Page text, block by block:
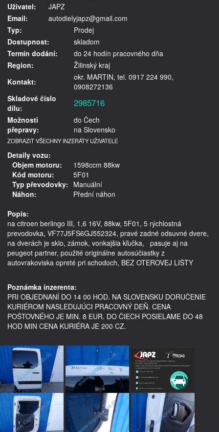
Uživatel:
JAPZ
Email:
autodielyjapz@gmail.com
Typ:
Prodej
Dostupnost:
skladom
Termín dodání:
do 24 hodín pracovného dňa
Region:
Žilinský kraj
Kontakt:
okr. MARTIN, tel. 0917 224 990,
0908272136
Skladové číslo
dílu:
2985716
Možnosti
přepravy:
do Čech
na Slovensko
ZOBRAZIT VŠECHNY INZERÁTY UŽIVATELE
Detaily vozu:
Objem motoru:
1598ccm 88kw
Kód motoru:
5F01
Typ převodovky: Manuální
Náhon:
Přední náhon
Popis:
na citroen berlingo III, 1,6 16V, 88kw, 5F01, 5 rýchlostná
prevodovka, VF77J5FS6GJ552324, pravé zadné odsuvné dvere,
na dverách je sklo, zámok, vonkajšia kľučka,   pasuje aj na
peugeot partner, použité originálne autosúčiastky z
autovrakoviska opreté pri schodoch, BEZ OTEROVEJ LIŠTY
Poznámka inzerenta:
PRI OBJEDNANÍ DO 14 00 HOD. NA SLOVENSKU DORUČENIE
KURIÉROM NASLEDUJÚCI PRACOVNÝ DEŇ. CENA
POŠTOVNÉHO JE MIN. 8 EUR. DO ČIECH POSIELAME DO 48
HOD MIN CENA KURIÉRA JE 200 CZ.